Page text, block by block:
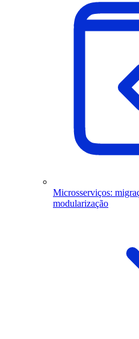
Microsserviços:
modularização